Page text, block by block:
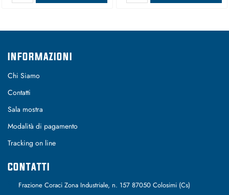
INFORMAZIONI
Chi Siamo
Contatti
Sala mostra
Modalità di pagamento
Tracking on line
CONTATTI
Frazione Coraci Zona Industriale, n. 157 87050 Colosimi (Cs)